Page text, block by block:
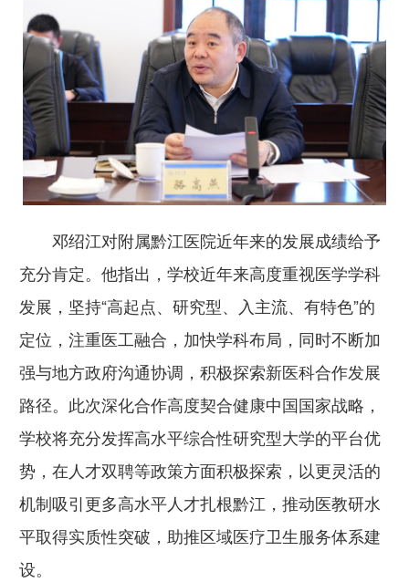
邓绍江对附属黔江医院近年来的发展成绩给予
充分肯定。他指出，学校近年来高度重视医学学科
发展，坚持“高起点、研究型、入主流、有特色”的
定位，注重医工融合，加快学科布局，同时不断加
强与地方政府沟通协调，积极探索新医科合作发展
路径。此次深化合作高度契合健康中国国家战略，
学校将充分发挥高水平综合性研究型大学的平台优
势，在人才双聘等政策方面积极探索，以更灵活的
机制吸引更多高水平人才扎根黔江，推动医教研水
平取得实质性突破，助推区域医疗卫生服务体系建
设。